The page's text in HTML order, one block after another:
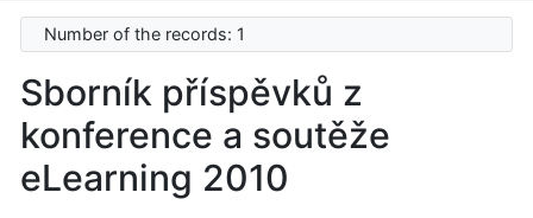
Number of the records: 1
Sborník příspěvků z
konference a soutěže
eLearning 2010